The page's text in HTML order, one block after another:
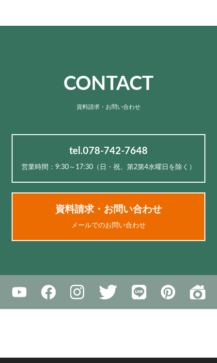
CONTACT
資料請求・お問い合わせ
tel.078-742-7648
営業時間：9:30～17:30（⽇・祝、第2第4水曜日を除く）
資料請求・お問い合わせ
メールでのお問い合わせ